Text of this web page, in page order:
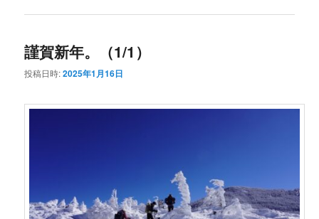
謹賀新年。（1/1）
投稿日時:2025年1月16日